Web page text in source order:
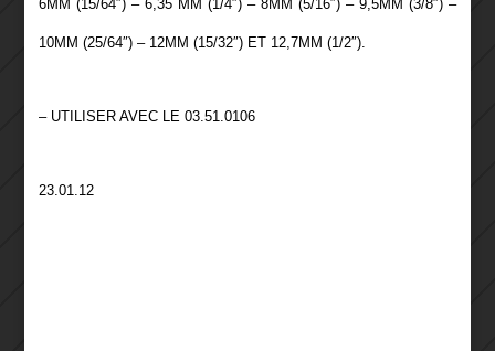
6MM (15/64″) – 6,35 MM (1/4″) – 8MM (5/16″) – 9,5MM (3/8″) –
10MM (25/64″) – 12MM (15/32″) ET 12,7MM (1/2″).
– UTILISER AVEC LE 03.51.0106
23.01.12